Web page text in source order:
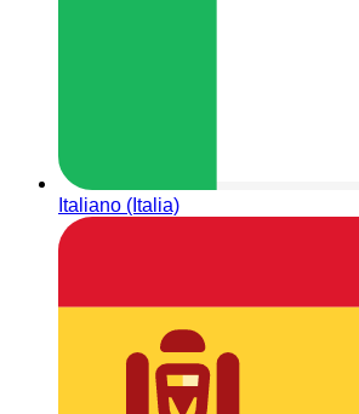
Italiano (Italia)